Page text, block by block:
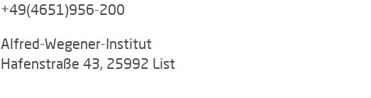
+49(4651)956-200
Alfred-Wegener-Institut
Hafenstraße 43, 25992 List